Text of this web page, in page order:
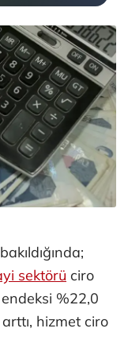
sektörü ciro
%22,0
hizmet ciro